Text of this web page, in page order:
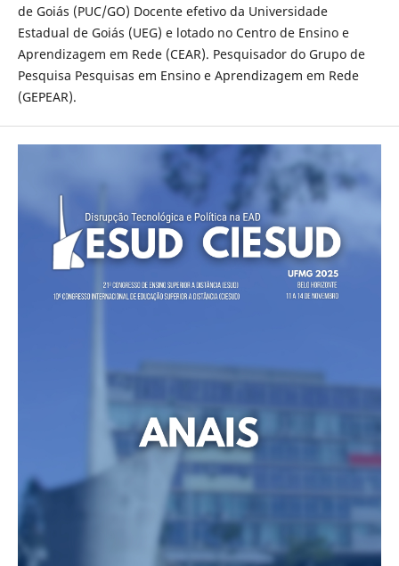
de Goiás (PUC/GO) Docente efetivo da Universidade
Estadual de Goiás (UEG) e lotado no Centro de Ensino e
Aprendizagem em Rede (CEAR). Pesquisador do Grupo de
Pesquisa Pesquisas em Ensino e Aprendizagem em Rede
(GEPEAR).